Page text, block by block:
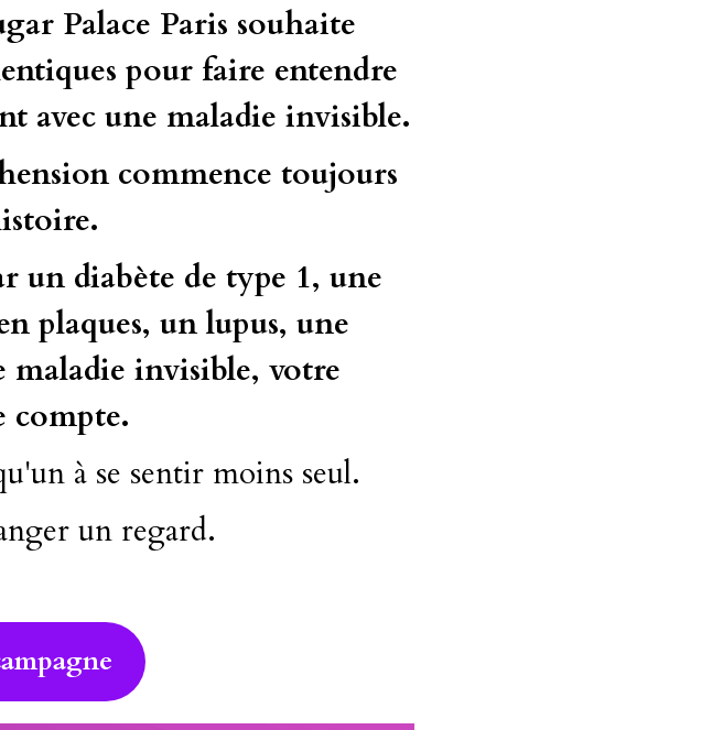
Palace Paris souhaite
pour faire entendre
avec une maladie invisible.
commence toujours
un diabète de type 1, une
plaques, un lupus, une
invisible, votre
compte.
à se sentir moins seul.
un regard.